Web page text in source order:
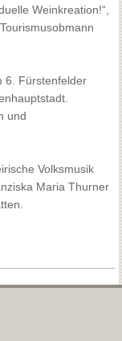
Weinkreation!“,
6. Fürstenfelder
und
Volksmusik
Maria Thurner